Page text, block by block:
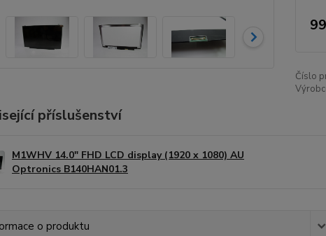
Číslo
příslušenství
M1WHV 14.0" FHD LCD display (1920 x 1080) AU
Optronics B140HAN01.3
o produktu